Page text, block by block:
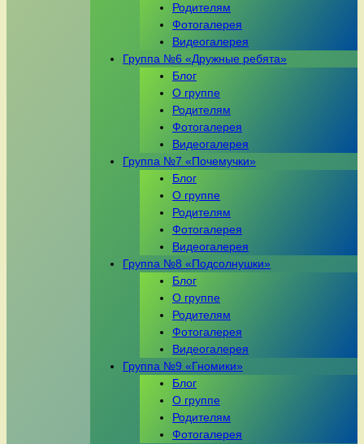
Родителям
Фотогалерея
Видеогалерея
Группа №6 «Дружные ребята»
Блог
О группе
Родителям
Фотогалерея
Видеогалерея
Группа №7 «Почемучки»
Блог
О группе
Родителям
Фотогалерея
Видеогалерея
Группа №8 «Подсолнушки»
Блог
О группе
Родителям
Фотогалерея
Видеогалерея
Группа №9 «Гномики»
Блог
О группе
Родителям
Фотогалерея